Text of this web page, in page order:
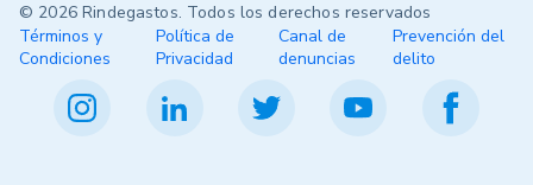
© 2026 Rindegastos. Todos los derechos reservados
Términos y
Condiciones
Política de
Privacidad
Canal de
denuncias
Prevención del
delito